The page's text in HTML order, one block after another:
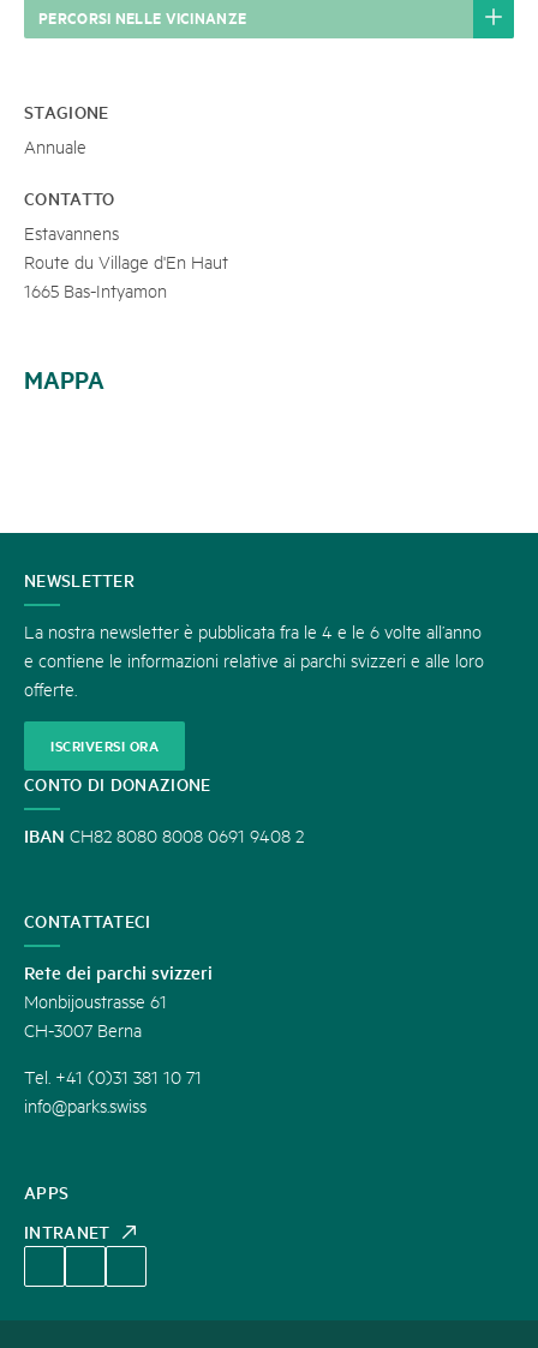
PERCORSI NELLE VICINANZE
STAGIONE
Annuale
CONTATTO
Estavannens
Route du Village d'En Haut
1665 Bas-Intyamon
MAPPA
CONTATTATECI
APPS
INTRANET
NEWSLETTER
La nostra newsletter è pubblicata fra le 4 e le 6 volte all’anno
e contiene le informazioni relative ai parchi svizzeri e alle loro
offerte.
ISCRIVERSI ORA
CONTO DI DONAZIONE
IBAN CH82 8080 8008 0691 9408 2
CONTATTATECI
Rete dei parchi svizzeri
Monbijoustrasse 61
CH-3007 Berna
Tel. +41 (0)31 381 10 71
info@parks.swiss